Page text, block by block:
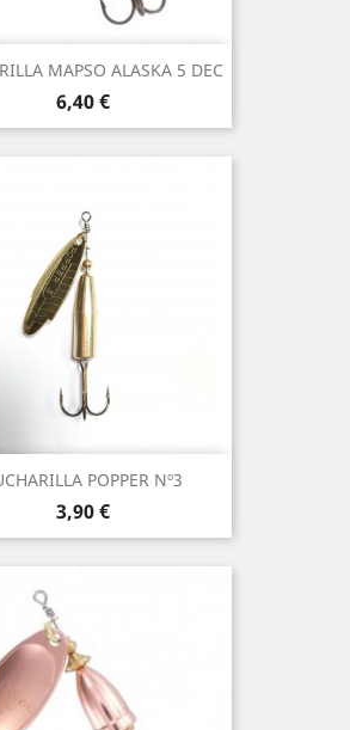
MAPSO ALASKA 5 DEC
Precio
6,40 €
POPPER Nº3
Precio
3,90 €